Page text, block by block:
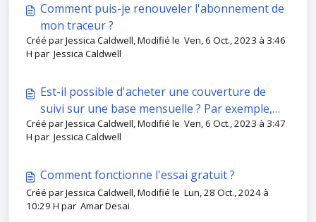
Comment puis-je renouveler l'abonnement de
mon traceur ?
Créé par Jessica Caldwell, Modifié le Ven, 6 Oct., 2023 à 3:46
H par Jessica Caldwell
Est-il possible d'acheter une couverture de
suivi sur une base mensuelle ? Par exemple,
pour les voyages ou les événements, etc.
Créé par Jessica Caldwell, Modifié le Ven, 6 Oct., 2023 à 3:47
H par Jessica Caldwell
Comment fonctionne l'essai gratuit ?
Créé par Jessica Caldwell, Modifié le Lun, 28 Oct., 2024 à
10:29 H par Amar Desai